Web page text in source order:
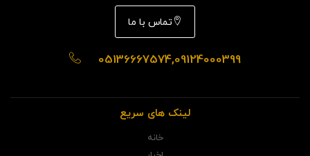
تماس با ما
05136667574,09124000399
لینک های سریع
خانه